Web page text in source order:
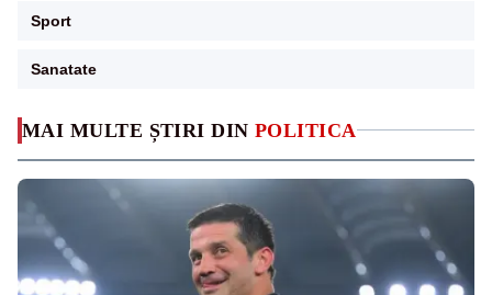
MAI MULTE ȘTIRI DIN POLITICA
Sport
Sanatate